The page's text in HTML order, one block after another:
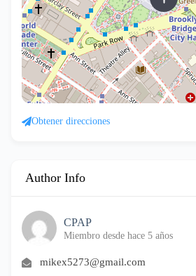
Obtener direcciones
Author Info
CPAP
Miembro desde hace 5 años
mikex5273@gmail.com